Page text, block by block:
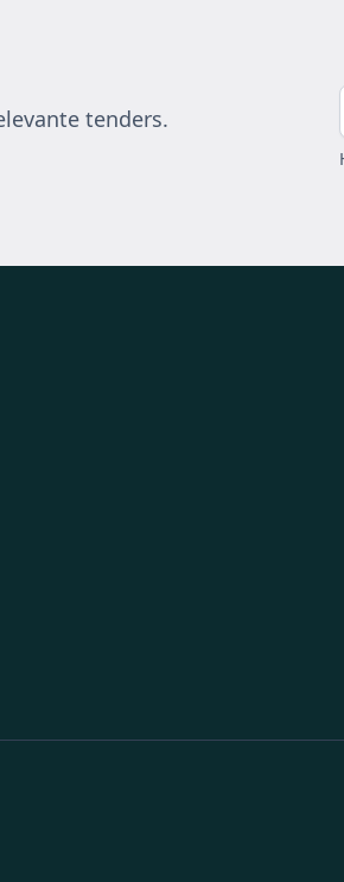
tenders.